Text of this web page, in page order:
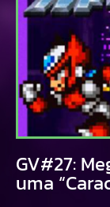
GV#27:
uma